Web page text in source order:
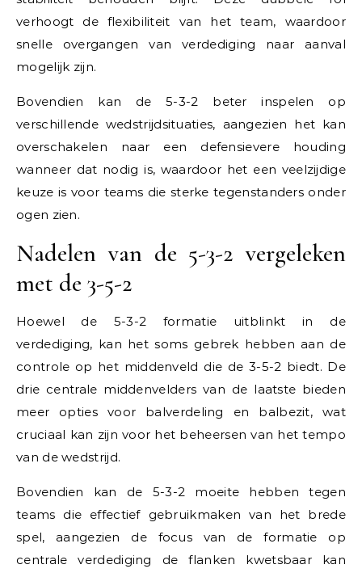
verhoogt de flexibiliteit van het team, waardoor
snelle overgangen van verdediging naar aanval
mogelijk zijn.
Bovendien kan de 5-3-2 beter inspelen op
verschillende wedstrijdsituaties, aangezien het kan
overschakelen naar een defensievere houding
wanneer dat nodig is, waardoor het een veelzijdige
keuze is voor teams die sterke tegenstanders onder
ogen zien.
Nadelen van de 5-3-2 vergeleken
met de 3-5-2
Hoewel de 5-3-2 formatie uitblinkt in de
verdediging, kan het soms gebrek hebben aan de
controle op het middenveld die de 3-5-2 biedt. De
drie centrale middenvelders van de laatste bieden
meer opties voor balverdeling en balbezit, wat
cruciaal kan zijn voor het beheersen van het tempo
van de wedstrijd.
Bovendien kan de 5-3-2 moeite hebben tegen
teams die effectief gebruikmaken van het brede
spel, aangezien de focus van de formatie op
centrale verdediging de flanken kwetsbaar kan